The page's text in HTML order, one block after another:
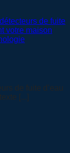
de fuite d’eau
[...]